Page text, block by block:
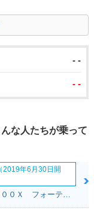
- -
- -
な人たちが乗って
2019年6月30日開